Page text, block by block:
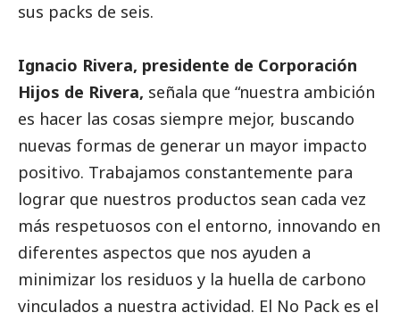
sus packs de seis.
Ignacio Rivera, presidente de Corporación
Hijos de Rivera, señala que “nuestra ambición
es hacer las cosas siempre mejor, buscando
nuevas formas de generar un mayor impacto
positivo. Trabajamos constantemente para
lograr que nuestros productos sean cada vez
más respetuosos con el entorno, innovando en
diferentes aspectos que nos ayuden a
minimizar los residuos y la huella de carbono
vinculados a nuestra actividad. El No Pack es el